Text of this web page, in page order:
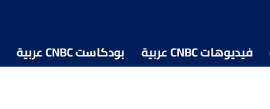
فيديوهات CNBC عربية بودكاست CNBC عربية